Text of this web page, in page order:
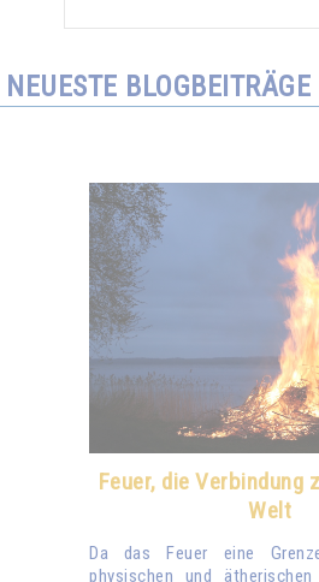
NEUESTE BLOGBEITRÄGE
Feuer, die Verbindung
Welt
Da das Feuer eine
physischen und